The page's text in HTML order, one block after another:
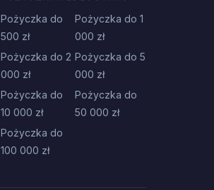
Pożyczka do
500 zł
Pożyczka do 1
000 zł
Pożyczka do 2
000 zł
Pożyczka do 5
000 zł
Pożyczka do
10 000 zł
Pożyczka do
50 000 zł
Pożyczka do
100 000 zł